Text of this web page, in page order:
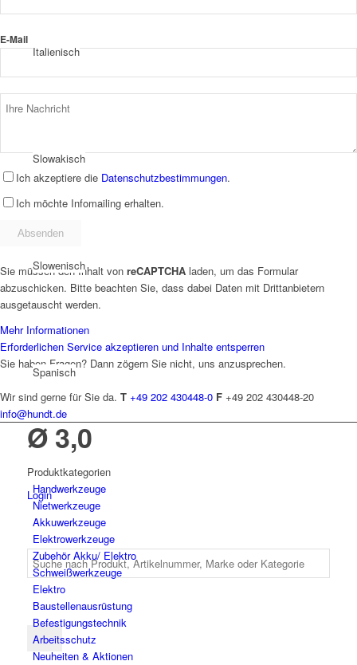
Italienisch
Slowakisch
Slowenisch
Spanisch
Login
E-Mail
Ich akzeptiere die Datenschutzbestimmungen.
Ich möchte Infomailing erhalten.
Sie müssen den Inhalt von reCAPTCHA laden, um das Formular
abzuschicken. Bitte beachten Sie, dass dabei Daten mit Drittanbietern
ausgetauscht werden.
Mehr Informationen
Erforderlichen Service akzeptieren und Inhalte entsperren
Sie haben Fragen? Dann zögern Sie nicht, uns anzusprechen.
Wir sind gerne für Sie da. T +49 202 430448-0 F +49 202 430448-20
info@hundt.de
Ø 3,0
Produktkategorien
Hand­werk­zeuge
Niet­werk­zeuge
Akkuwerkzeuge
Elektro­werk­zeuge
Zubehör Akku/ Elektro
Schweiß­werk­zeuge
Elektro
Bau­stellen­aus­rüstung
Befesti­gungs­technik
Arbeits­schutz
Neuheiten & Aktionen